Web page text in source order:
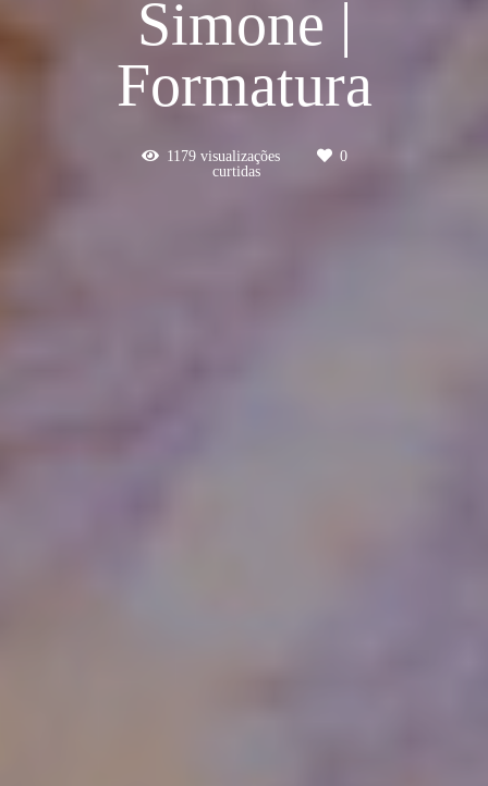
Simone |
Formatura
1179visualizações
0
curtidas